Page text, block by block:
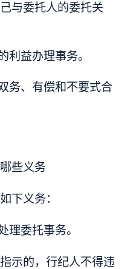
与委托人的委托关
利益办理事务。
务、有偿和不要式合
些义务
下义务：
理委托事务。
示的，行纪人不得违